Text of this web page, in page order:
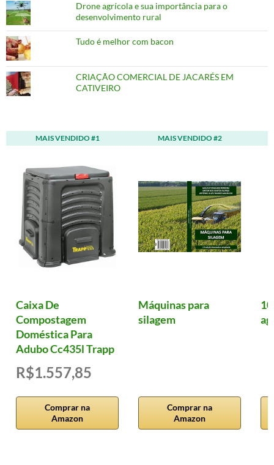
Drone agrícola e sua importância para o
desenvolvimento rural
Tudo é melhor com bacon
CRIAÇÃO COMERCIAL DE JACARÉS EM
CATIVEIRO
MAIS VENDIDO #1
Caixa De
Compostagem
Doméstica Para
Adubo Cc435l Trapp
R$1.557,85
Comprar na
Amazon
MAIS VENDIDO #2
Máquinas para
silagem
Comprar na
Amazon